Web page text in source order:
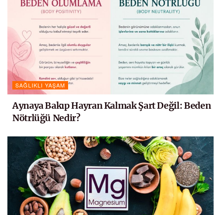
SAĞLIKLI YAŞAM
Aynaya Bakıp Hayran Kalmak Şart Değil: Beden
Nötrlüğü Nedir?